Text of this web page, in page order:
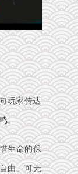
玩家传达
。
生命的保
由。可无